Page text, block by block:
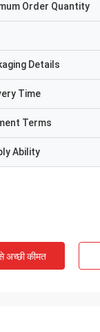
Order Quantity
Details
Time
Terms
Ability
अच्छी कीमत